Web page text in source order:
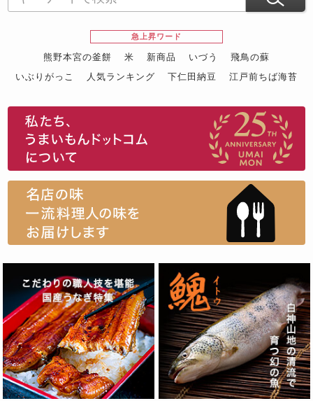
急上昇ワード
熊野本宮の釜餅 米 新商品 いづう
飛鳥の蘇
いぶりがっこ
人気ランキング 下仁田納豆
江戸前ちば海苔